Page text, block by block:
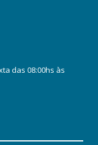
das 08:00hs às